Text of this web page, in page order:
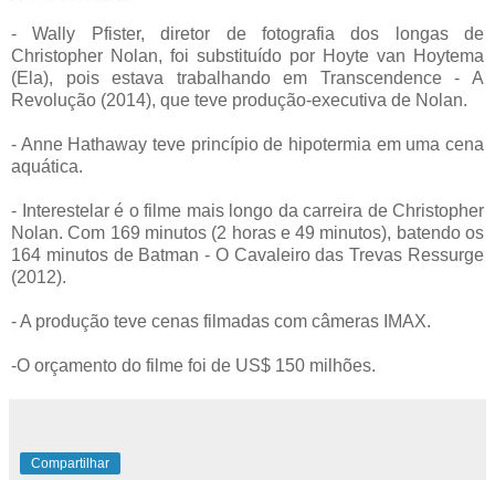
- Wally Pfister, diretor de fotografia dos longas de
Christopher Nolan, foi substituído por Hoyte van Hoytema
(Ela), pois estava trabalhando em Transcendence - A
Revolução (2014), que teve produção-executiva de Nolan.
- Anne Hathaway teve princípio de hipotermia em uma cena
aquática.
- Interestelar é o filme mais longo da carreira de Christopher
Nolan. Com 169 minutos (2 horas e 49 minutos), batendo os
164 minutos de Batman - O Cavaleiro das Trevas Ressurge
(2012).
- A produção teve cenas filmadas com câmeras IMAX.
-O orçamento do filme foi de US$ 150 milhões.
Compartilhar